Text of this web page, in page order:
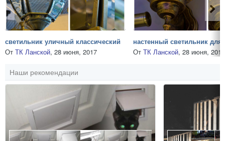
светильник уличный классический
От ТК Ланской, 28 июня, 2017 От ТК Ланской, 28 июня, 2017
Наши рекомендации